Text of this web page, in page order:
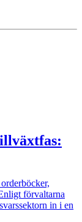
förvaltarna
in i en